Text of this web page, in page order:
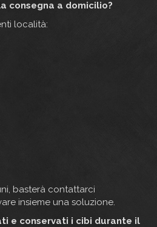
consegna a domicilio?
località:
basterà contattarci
insieme una soluzione.
e conservati i cibi durante il